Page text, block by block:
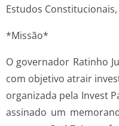
Estudos
*Missão*
O governador Ratinho
com objetivo atrair
organizada pela Invest
assinado um